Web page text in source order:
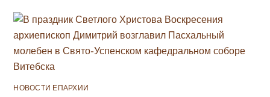
НОВОСТИ ЕПАРХИИ